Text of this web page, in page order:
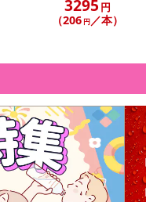
3295 円
（206 円／本）